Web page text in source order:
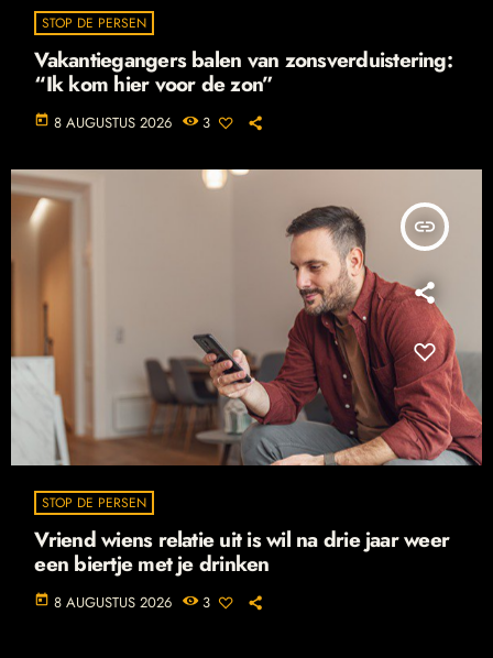
STOP DE PERSEN
Vakantiegangers balen van zonsverduistering:
“Ik kom hier voor de zon”
today 8 AUGUSTUS 2026 3
insert_link
STOP DE PERSEN
Vriend wiens relatie uit is wil na drie jaar weer
een biertje met je drinken
today 8 AUGUSTUS 2026 3